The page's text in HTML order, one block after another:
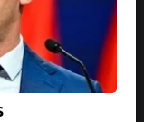
készülniük az